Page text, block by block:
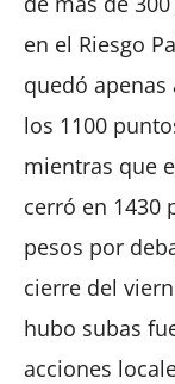
en el Riesgo
quedó apenas
los 1100
mientras que
cerró en 1430
pesos por
cierre del
hubo subas
acciones